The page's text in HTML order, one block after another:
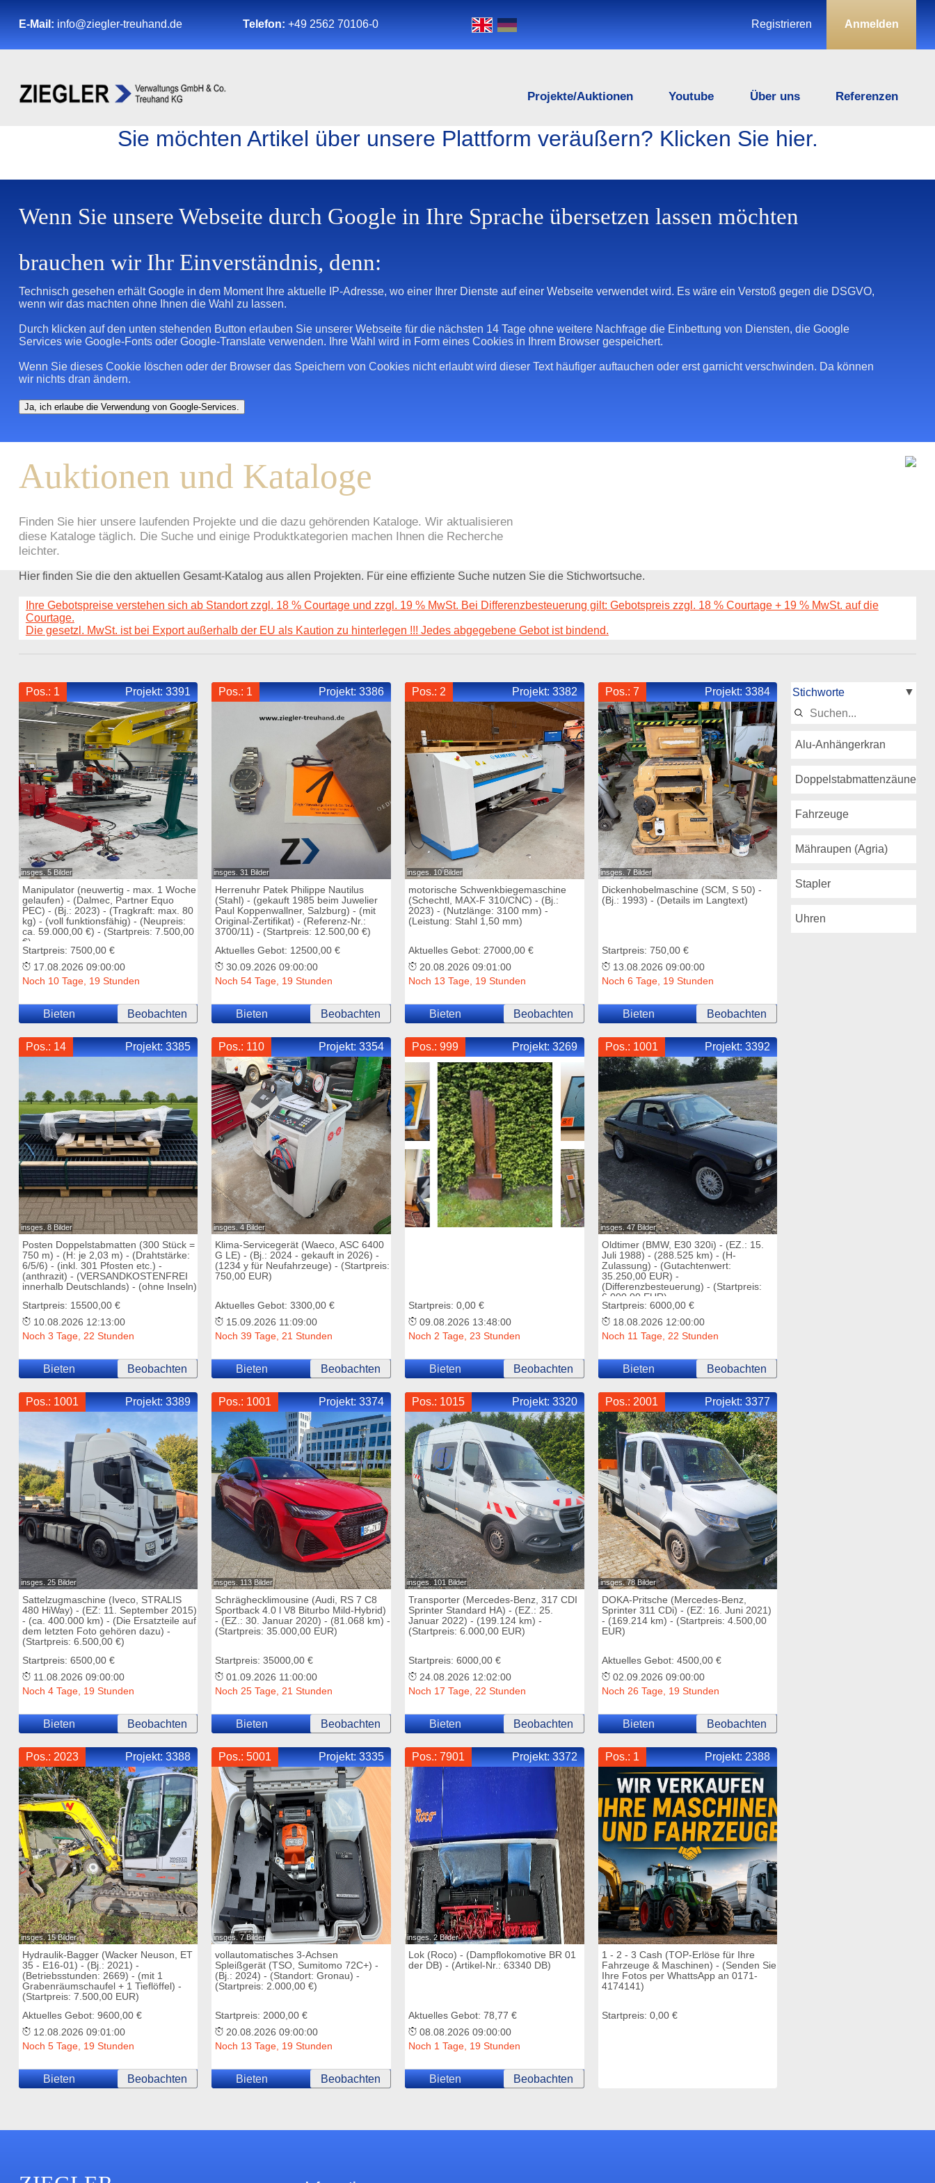
E-Mail: info@ziegler-treuhand.de Telefon: +49 2562 70106-0 Anmelden
Registrieren
Referenzen
Über uns
Youtube
Projekte/Auktionen
Sie möchten Artikel über unsere Plattform veräußern? Klicken Sie hier.
Wenn Sie unsere Webseite durch Google in Ihre Sprache übersetzen lassen möchten
brauchen wir Ihr Einverständnis, denn:
Technisch gesehen erhält Google in dem Moment Ihre aktuelle IP-Adresse, wo einer Ihrer Dienste auf einer Webseite verwendet wird. Es wäre ein Verstoß gegen die DSGVO,
wenn wir das machten ohne Ihnen die Wahl zu lassen.
Durch klicken auf den unten stehenden Button erlauben Sie unserer Webseite für die nächsten 14 Tage ohne weitere Nachfrage die Einbettung von Diensten, die Google
Services wie Google-Fonts oder Google-Translate verwenden. Ihre Wahl wird in Form eines Cookies in Ihrem Browser gespeichert.
Wenn Sie dieses Cookie löschen oder der Browser das Speichern von Cookies nicht erlaubt wird dieser Text häufiger auftauchen oder erst garnicht verschwinden. Da können
wir nichts dran ändern.
Ja, ich erlaube die Verwendung von Google-Services.
Auktionen und Kataloge
Finden Sie hier unsere laufenden Projekte und die dazu gehörenden Kataloge. Wir aktualisieren
diese Kataloge täglich. Die Suche und einige Produktkategorien machen Ihnen die Recherche
leichter.
Hier finden Sie die den aktuellen Gesamt-Katalog aus allen Projekten. Für eine effiziente Suche nutzen Sie die Stichwortsuche.
Ihre Gebotspreise verstehen sich ab Standort zzgl. 18 % Courtage und zzgl. 19 % MwSt. Bei Differenzbesteuerung gilt: Gebotspreis zzgl. 18 % Courtage + 19 % MwSt. auf die
Courtage.
Die gesetzl. MwSt. ist bei Export außerhalb der EU als Kaution zu hinterlegen !!! Jedes abgegebene Gebot ist bindend.
Alu-Anhängerkran
Doppelstabmattenzäune
Fahrzeuge
Mähraupen (Agria)
Stapler
Uhren
Pos.: 1 Projekt:3391
insges. 5 Bilder
Manipulator (neuwertig - max. 1 Woche
gelaufen) - (Dalmec, Partner Equo
PEC) - (Bj.: 2023) - (Tragkraft: max. 80
kg) - (voll funktionsfähig) - (Neupreis:
ca. 59.000,00 €) - (Startpreis: 7.500,00
€)
Startpreis: 7500,00 €
17.08.2026 09:00:00
Noch 10 Tage, 19 Stunden
Bieten Beobachten
Pos.: 1 Projekt:3386
insges. 31 Bilder
Herrenuhr Patek Philippe Nautilus
(Stahl) - (gekauft 1985 beim Juwelier
Paul Koppenwallner, Salzburg) - (mit
Original-Zertifikat) - (Referenz-Nr.:
3700/11) - (Startpreis: 12.500,00 €)
Aktuelles Gebot: 12500,00 €
30.09.2026 09:00:00
Noch 54 Tage, 19 Stunden
Bieten Beobachten
Pos.: 2 Projekt:3382
insges. 10 Bilder
motorische Schwenkbiegemaschine
(Schechtl, MAX-F 310/CNC) - (Bj.:
2023) - (Nutzlänge: 3100 mm) -
(Leistung: Stahl 1,50 mm)
Aktuelles Gebot: 27000,00 €
20.08.2026 09:01:00
Noch 13 Tage, 19 Stunden
Bieten Beobachten
Pos.: 7 Projekt:3384
insges. 7 Bilder
Dickenhobelmaschine (SCM, S 50) -
(Bj.: 1993) - (Details im Langtext)
Startpreis: 750,00 €
13.08.2026 09:00:00
Noch 6 Tage, 19 Stunden
Bieten Beobachten
Pos.: 14 Projekt:3385
insges. 8 Bilder
Posten Doppelstabmatten (300 Stück =
750 m) - (H: je 2,03 m) - (Drahtstärke:
6/5/6) - (inkl. 301 Pfosten etc.) -
(anthrazit) - (VERSANDKOSTENFREI
innerhalb Deutschlands) - (ohne Inseln)
Startpreis: 15500,00 €
10.08.2026 12:13:00
Noch 3 Tage, 22 Stunden
Bieten Beobachten
Pos.: 110 Projekt:3354
insges. 4 Bilder
Klima-Servicegerät (Waeco, ASC 6400
G LE) - (Bj.: 2024 - gekauft in 2026) -
(1234 y für Neufahrzeuge) - (Startpreis:
750,00 EUR)
Aktuelles Gebot: 3300,00 €
15.09.2026 11:09:00
Noch 39 Tage, 21 Stunden
Bieten Beobachten
Pos.: 999 Projekt:3269
Startpreis: 0,00 €
09.08.2026 13:48:00
Noch 2 Tage, 23 Stunden
Bieten Beobachten
Pos.: 1001 Projekt:3392
insges. 47 Bilder
Oldtimer (BMW, E30 320i) - (EZ.: 15.
Juli 1988) - (288.525 km) - (H-
Zulassung) - (Gutachtenwert:
35.250,00 EUR) -
(Differenzbesteuerung) - (Startpreis:
6.000,00 EUR)
Startpreis: 6000,00 €
18.08.2026 12:00:00
Noch 11 Tage, 22 Stunden
Bieten Beobachten
Pos.: 1001 Projekt:3389
insges. 25 Bilder
Sattelzugmaschine (Iveco, STRALIS
480 HiWay) - (EZ: 11. September 2015)
- (ca. 400.000 km) - (Die Ersatzteile auf
dem letzten Foto gehören dazu) -
(Startpreis: 6.500,00 €)
Startpreis: 6500,00 €
11.08.2026 09:00:00
Noch 4 Tage, 19 Stunden
Bieten Beobachten
Pos.: 1001 Projekt:3374
insges. 113 Bilder
Schräghecklimousine (Audi, RS 7 C8
Sportback 4.0 l V8 Biturbo Mild-Hybrid)
- (EZ.: 30. Januar 2020) - (81.068 km) -
(Startpreis: 35.000,00 EUR)
Startpreis: 35000,00 €
01.09.2026 11:00:00
Noch 25 Tage, 21 Stunden
Bieten Beobachten
Pos.: 1015 Projekt:3320
insges. 101 Bilder
Transporter (Mercedes-Benz, 317 CDI
Sprinter Standard HA) - (EZ.: 25.
Januar 2022) - (199.124 km) -
(Startpreis: 6.000,00 EUR)
Startpreis: 6000,00 €
24.08.2026 12:02:00
Noch 17 Tage, 22 Stunden
Bieten Beobachten
Pos.: 2001 Projekt:3377
insges. 78 Bilder
DOKA-Pritsche (Mercedes-Benz,
Sprinter 311 CDi) - (EZ: 16. Juni 2021)
- (169.214 km) - (Startpreis: 4.500,00
EUR)
Aktuelles Gebot: 4500,00 €
02.09.2026 09:00:00
Noch 26 Tage, 19 Stunden
Bieten Beobachten
Pos.: 2023 Projekt:3388
insges. 15 Bilder
Hydraulik-Bagger (Wacker Neuson, ET
35 - E16-01) - (Bj.: 2021) -
(Betriebsstunden: 2669) - (mit 1
Grabenräumschaufel + 1 Tieflöffel) -
(Startpreis: 7.500,00 EUR)
Aktuelles Gebot: 9600,00 €
12.08.2026 09:01:00
Noch 5 Tage, 19 Stunden
Bieten Beobachten
Pos.: 5001 Projekt:3335
insges. 7 Bilder
vollautomatisches 3-Achsen
Spleißgerät (TSO, Sumitomo 72C+) -
(Bj.: 2024) - (Standort: Gronau) -
(Startpreis: 2.000,00 €)
Startpreis: 2000,00 €
20.08.2026 09:00:00
Noch 13 Tage, 19 Stunden
Bieten Beobachten
Pos.: 7901 Projekt:3372
insges. 2 Bilder
Lok (Roco) - (Dampflokomotive BR 01
der DB) - (Artikel-Nr.: 63340 DB)
Aktuelles Gebot: 78,77 €
08.08.2026 09:00:00
Noch 1 Tage, 19 Stunden
Bieten Beobachten
Pos.: 1 Projekt:2388
1 - 2 - 3 Cash (TOP-Erlöse für Ihre
Fahrzeuge & Maschinen) - (Senden Sie
Ihre Fotos per WhattsApp an 0171-
4174141)
Startpreis: 0,00 €